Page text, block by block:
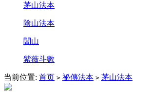
茅山法本
陰山法本
閭山
紫薇斗數
当前位置: 首页 > 祕傳法本 > 茅山法本